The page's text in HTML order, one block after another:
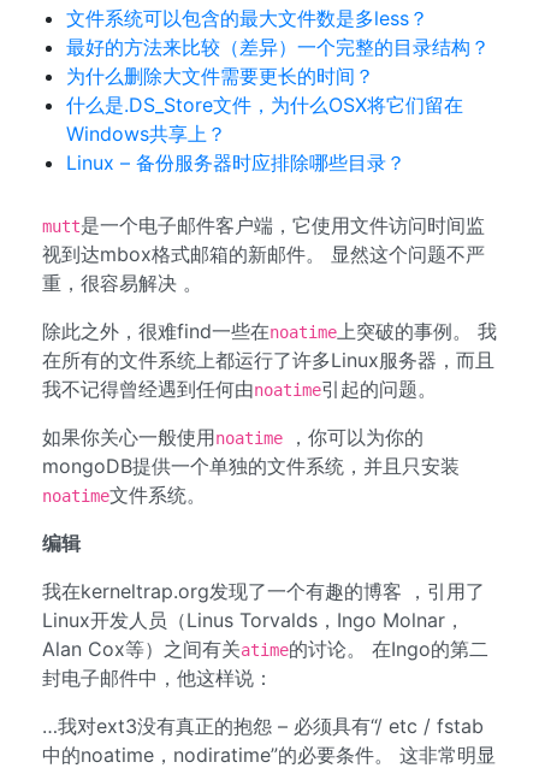
文件系统可以包含的最大文件数是多less？
最好的方法来比较（差异）一个完整的目录结构？
为什么删除大文件需要更长的时间？
什么是.DS_Store文件，为什么OSX将它们留在
Windows共享上？
Linux – 备份服务器时应排除哪些目录？
mutt是一个电子邮件客户端，它使用文件访问时间监
视到达mbox格式邮箱的新邮件。 显然这个问题不严
重，很容易解决 。
除此之外，很难find一些在noatime上突破的事例。 我
在所有的文件系统上都运行了许多Linux服务器，而且
我不记得曾经遇到任何由noatime引起的问题。
如果你关心一般使用noatime
，你可以为你的
mongoDB提供一个单独的文件系统，并且只安装
noatime文件系统。
编辑
我在kerneltrap.org发现了一个有趣的博客 ，引用了
Linux开发人员（Linus Torvalds，Ingo Molnar，
Alan Cox等）之间有关atime的讨论。 在Ingo的第二
封电子邮件中，他这样说：
…我对ext3没有真正的抱怨 – 必须具有“/ etc / fstab
中的noatime，nodiratime”的必要条件。 这非常明显